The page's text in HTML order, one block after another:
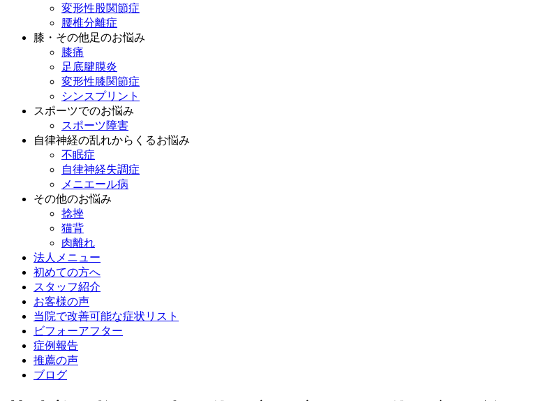
変形性股関節症
腰椎分離症
膝・その他足のお悩み
膝痛
足底腱膜炎
変形性膝関節症
シンスプリント
スポーツでのお悩み
スポーツ障害
自律神経の乱れからくるお悩み
不眠症
自律神経失調症
メニエール病
その他のお悩み
捻挫
猫背
肉離れ
法人メニュー
初めての方へ
スタッフ紹介
お客様の声
当院で改善可能な症状リスト
ビフォーアフター
症例報告
推薦の声
ブログ